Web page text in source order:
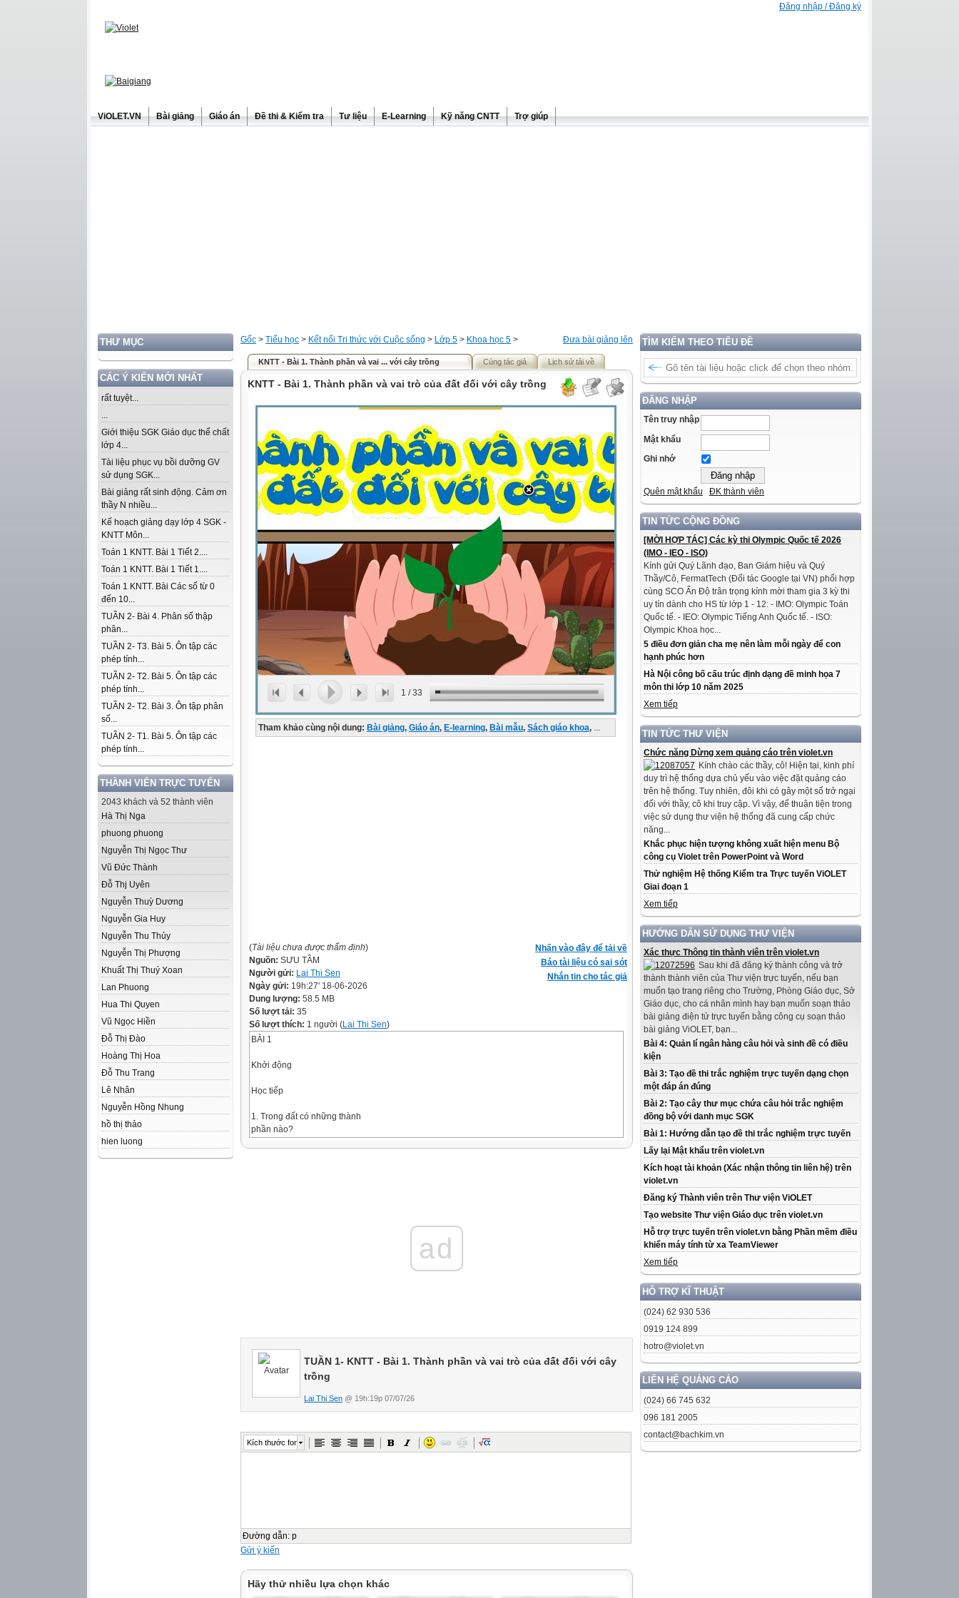
Đăng nhập / Đăng ký
ViOLET.VN Bài giảng Giáo án Đề thi & Kiểm tra Tư liệu E-Learning Kỹ năng CNTT Trợ giúp
THƯ MỤC
CÁC Ý KIẾN MỚI NHẤT
rất tuyệt...
...
Giới thiệu SGK Giáo dục thể chất
lớp 4...
Tài liệu phục vụ bồi dưỡng GV
sử dụng SGK...
Bài giảng rất sinh động. Cảm ơn
thầy N nhiều...
Kế hoạch giảng dạy lớp 4 SGK -
KNTT Môn...
Toán 1 KNTT. Bài 1 Tiết 2....
Toán 1 KNTT. Bài 1 Tiết 1....
Toán 1 KNTT. Bài Các số từ 0
đến 10...
TUẦN 2- Bài 4. Phân số thập
phân...
TUẦN 2- T3. Bài 5. Ôn tập các
phép tính...
TUẦN 2- T2. Bài 5. Ôn tập các
phép tính...
TUẦN 2- T2. Bài 3. Ôn tập phân
số...
TUẦN 2- T1. Bài 5. Ôn tập các
phép tính...
THÀNH VIÊN TRỰC TUYẾN
2043 khách và 52 thành viên
Hà Thị Nga
phuong phuong
Nguyễn Thị Ngọc Thư
Vũ Đức Thành
Đỗ Thj Uyên
Nguyễn Thuỳ Dương
Nguyễn Gia Huy
Nguyễn Thu Thủy
Nguyễn Thị Phượng
Khuất Thị Thuý Xoan
Lan Phuong
Hua Thi Quyen
Vũ Ngọc Hiền
Đỗ Thị Đào
Hoàng Thị Hoa
Đỗ Thu Trang
Lê Nhân
Nguyễn Hồng Nhung
hồ thị thảo
hien luong
TÌM KIẾM THEO TIÊU ĐỀ
ĐĂNG NHẬP
Tên truy nhập
Mật khẩu
Ghi nhớ
Quên mật khẩu ĐK thành viên
TIN TỨC CỘNG ĐỒNG
[MỜI HỢP TÁC] Các kỳ thi Olympic Quốc tế 2026
(IMO - IEO - ISO)
Kính gửi Quý Lãnh đạo, Ban Giám hiệu và Quý
Thầy/Cô, FermatTech (Đối tác Google tại VN) phối hợp
cùng SCO Ấn Độ trân trọng kính mời tham gia 3 kỳ thi
uy tín dành cho HS từ lớp 1 - 12: - IMO: Olympic Toán
Quốc tế. - IEO: Olympic Tiếng Anh Quốc tế. - ISO:
Olympic Khoa học...
5 điều đơn giản cha mẹ nên làm mỗi ngày để con
hạnh phúc hơn
Hà Nội công bố cấu trúc định dạng đề minh họa 7
môn thi lớp 10 năm 2025
Xem tiếp
TIN TỨC THƯ VIỆN
Chức năng Dừng xem quảng cáo trên violet.vn
Kính chào các thầy, cô! Hiện tại, kinh phí
duy trì hệ thống dựa chủ yếu vào việc đặt quảng cáo
trên hệ thống. Tuy nhiên, đôi khi có gây một số trở ngại
đối với thầy, cô khi truy cập. Vì vậy, để thuận tiện trong
việc sử dụng thư viện hệ thống đã cung cấp chức
năng...
Khắc phục hiện tượng không xuất hiện menu Bộ
công cụ Violet trên PowerPoint và Word
Thử nghiệm Hệ thống Kiểm tra Trực tuyến ViOLET
Giai đoạn 1
Xem tiếp
HƯỚNG DẪN SỬ DỤNG THƯ VIỆN
Xác thực Thông tin thành viên trên violet.vn
Sau khi đã đăng ký thành công và trở
thành thành viên của Thư viện trực tuyến, nếu bạn
muốn tạo trang riêng cho Trường, Phòng Giáo dục, Sở
Giáo dục, cho cá nhân mình hay bạn muốn soạn thảo
bài giảng điện tử trực tuyến bằng công cụ soạn thảo
bài giảng ViOLET, bạn...
Bài 4: Quản lí ngân hàng câu hỏi và sinh đề có điều
kiện
Bài 3: Tạo đề thi trắc nghiệm trực tuyến dạng chọn
một đáp án đúng
Bài 2: Tạo cây thư mục chứa câu hỏi trắc nghiệm
đồng bộ với danh mục SGK
Bài 1: Hướng dẫn tạo đề thi trắc nghiệm trực tuyến
Lấy lại Mật khẩu trên violet.vn
Kích hoạt tài khoản (Xác nhận thông tin liên hệ) trên
violet.vn
Đăng ký Thành viên trên Thư viện ViOLET
Tạo website Thư viện Giáo dục trên violet.vn
Hỗ trợ trực tuyến trên violet.vn bằng Phần mềm điều
khiển máy tính từ xa TeamViewer
Xem tiếp
HỖ TRỢ KĨ THUẬT
(024) 62 930 536
0919 124 899
hotro@violet.vn
LIÊN HỆ QUẢNG CÁO
(024) 66 745 632
096 181 2005
contact@bachkim.vn
Đưa bài giảng lên
Gốc > Tiểu học > Kết nối Tri thức với Cuộc sống > Lớp 5 > Khoa học 5 >
KNTT - Bài 1. Thành phần và vai ... với cây trồng Cùng tác giả Lịch sử tải về
KNTT - Bài 1. Thành phần và vai trò của đất đối với cây trồng
1 /33
Tham khảo cùng nội dung: Bài giảng, Giáo án, E-learning, Bài mẫu, Sách giáo khoa, ...
Nhấn vào đây để tải về
Báo tài liệu có sai sót
Nhắn tin cho tác giả
(Tài liệu chưa được thẩm định)
Nguồn: SƯU TẦM
Người gửi: Lai Thi Sen
Ngày gửi: 19h:27' 18-06-2026
Dung lượng: 58.5 MB
Số lượt tải: 35
Số lượt thích: 1 người (Lai Thi Sen)
BÀI 1
Khởi động
Học tiếp
1. Trong đất có những thành
phần nào?
4. Kể tên một số loại đất
mà em biết.
Đất cát, đất thịt, đất
sét,...
Khám phá
trồng, giúp cây trồng
sống và phát triển.
- Rễ cây lấy những gì từ đất?
- Vì sao cây có thể đứng vững, không bị đổ?
ad
TUẦN 1- KNTT - Bài 1. Thành phần và vai trò của đất đối với cây
trồng
Lai Thi Sen @ 19h:19p 07/07/26
Kích thước font
Đường dẫn: p
Gửi ý kiến
Hãy thử nhiều lựa chọn khác